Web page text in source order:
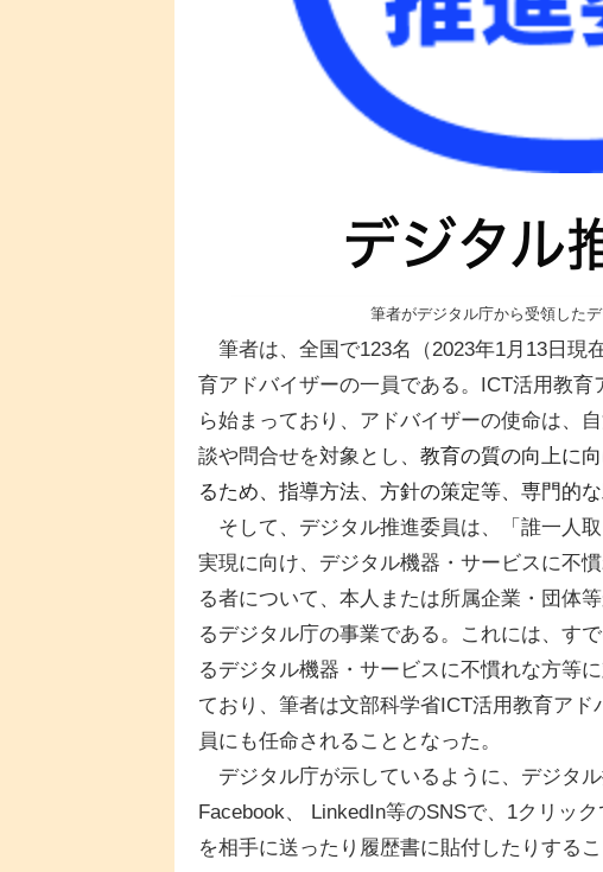
筆者がデジタル庁から受領した
筆者は、全国で123名（2023年1月13日現
育アドバイザーの一員である。ICT活用教
ら始まっており、アドバイザーの使命は、
談や問合せを対象とし、 教育の質の向上に
るため、指導方法、方針の策定等、専門的
そして、デジタル推進委員は、「誰一人
実現に向け、デジタル機器・サービスに不
る者について、本人または所属企業・団体
るデジタル庁の事業である。これには、す
るデジタル機器・サービスに不慣れな方等
ており、筆者は文部科学省ICT活用教育ア
員にも任命されることとなった。
デジタル庁が示しているように、デジタ
Facebook、 LinkedIn等のSNSで、1クリッ
を相手に送ったり履歴書に貼付したりする